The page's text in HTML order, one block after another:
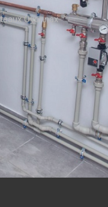
Oyonnax